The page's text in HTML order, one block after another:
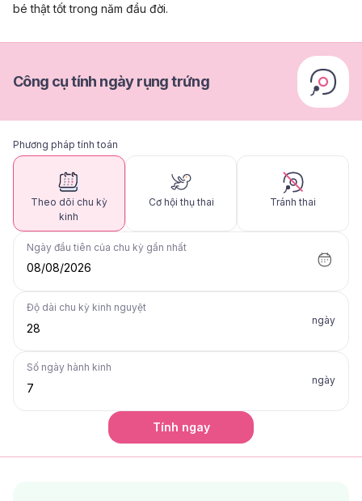
bé thật tốt trong năm đầu đời.
Công cụ tính ngày rụng trứng
Phương pháp tính toán
Theo dõi chu kỳ
kinh
Cơ hội thụ thai Tránh thai
Ngày đầu tiên của chu kỳ gần nhất
08/08/2026
Độ dài chu kỳ kinh nguyệt
ngày
Số ngày hành kinh
ngày
Tính ngay